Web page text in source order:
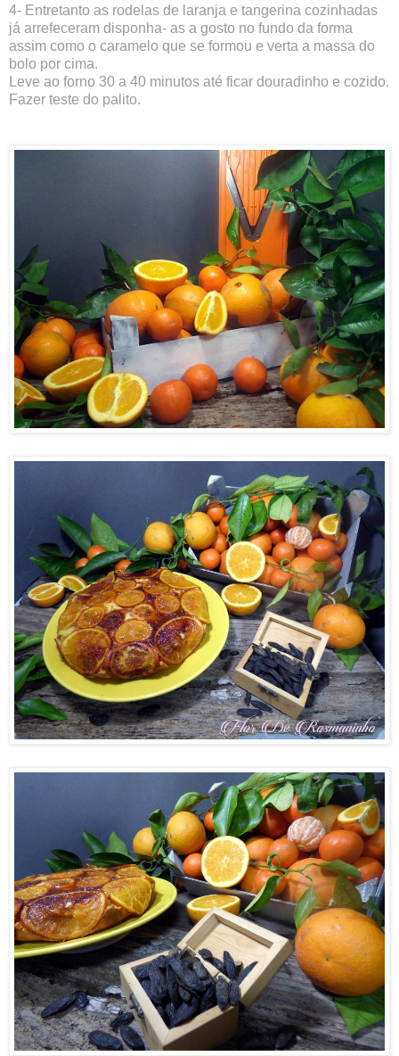
4- Entretanto as rodelas de laranja e tangerina cozinhadas
já arrefeceram disponha- as a gosto no fundo da forma
assim como o caramelo que se formou e verta a massa do
bolo por cima.
Leve ao forno 30 a 40 minutos até ficar douradinho e cozido.
Fazer teste do palito.